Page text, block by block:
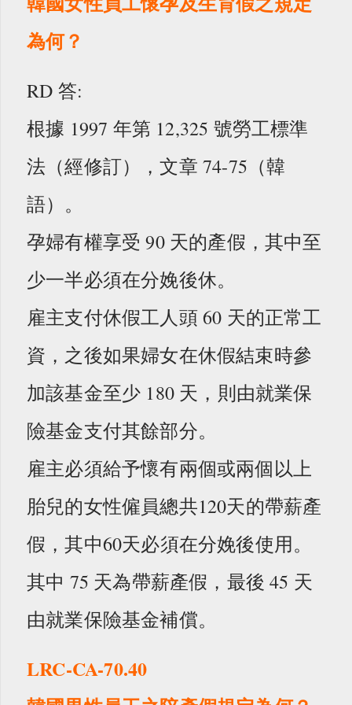
為何？
RD 答:
根據 1997 年第 12,325 號勞工標準
法（經修訂），文章 74-75（韓
語）。
孕婦有權享受 90 天的產假，其中至
少一半必須在分娩後休。
雇主支付休假工人頭 60 天的正常工
資，之後如果婦女在休假結束時參
加該基金至少 180 天，則由就業保
險基金支付其餘部分。
雇主必須給予懷有兩個或兩個以上
胎兒的女性僱員總共120天的帶薪產
假，其中60天必須在分娩後使用。
其中 75 天為帶薪產假，最後 45 天
由就業保險基金補償。
LRC-CA-70.40